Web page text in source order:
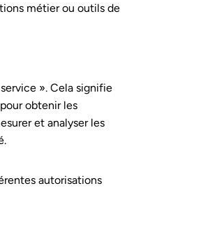
métier ou outils de
». Cela signifie
obtenir les
et analyser les
autorisations